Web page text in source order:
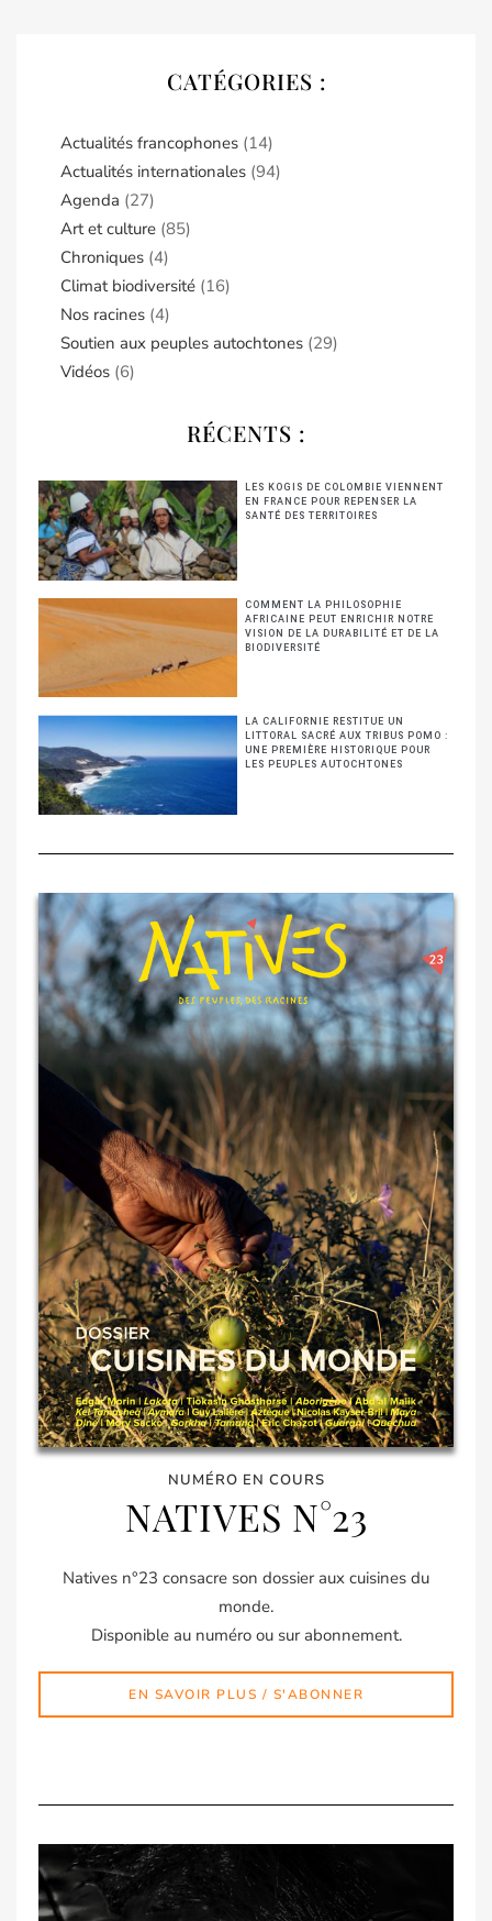
CATÉGORIES :
Actualités francophones (14)
Actualités internationales (94)
Agenda (27)
Art et culture (85)
Chroniques (4)
Climat biodiversité (16)
Nos racines (4)
Soutien aux peuples autochtones (29)
Vidéos (6)
RÉCENTS :
LES KOGIS DE COLOMBIE VIENNENT
EN FRANCE POUR REPENSER LA
SANTÉ DES TERRITOIRES
COMMENT LA PHILOSOPHIE
AFRICAINE PEUT ENRICHIR NOTRE
VISION DE LA DURABILITÉ ET DE LA
BIODIVERSITÉ
LA CALIFORNIE RESTITUE UN
LITTORAL SACRÉ AUX TRIBUS POMO :
UNE PREMIÈRE HISTORIQUE POUR
LES PEUPLES AUTOCHTONES
NUMÉRO EN COURS
NATIVES N°23
Natives n°23 consacre son dossier aux cuisines du
monde.
Disponible au numéro ou sur abonnement.
EN SAVOIR PLUS / S'ABONNER